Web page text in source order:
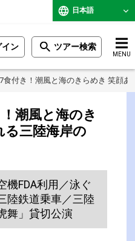
日本語
イン ツアー検索
MENU
7食付き！潮風と海のきらめき 笑顔
潮風と海のき
る三陸海岸の
機FDA利用／泳ぐ
陸鉄道乗車／三陸
舞」貸切公演